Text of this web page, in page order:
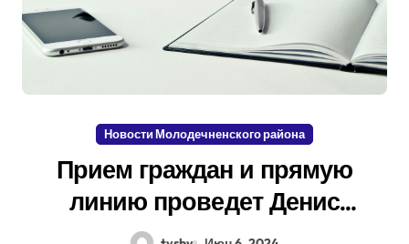
Новости Молодечненского района
Прием граждан и прямую
линию проведет Денис
Иванович Ушацкий, депутат